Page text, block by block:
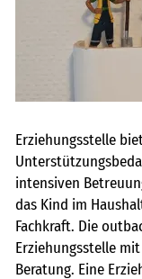
Erziehungsstelle
intensiven
das Kind im
Fachkraft. Die
Erziehungsstelle
Beratung. Eine